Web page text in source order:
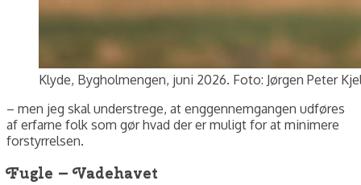
Klyde, Bygholmengen, juni 2026. Foto: Jørgen Peter
– men jeg skal understrege, at enggennemgangen udføres
af erfarne folk som gør hvad der er muligt for at minimere
forstyrrelsen.
Fugle – Vadehavet